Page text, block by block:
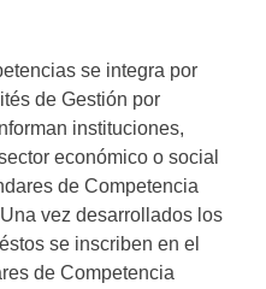
se integra por
de Gestión por
instituciones,
económico o social
de Competencia
vez desarrollados los
se inscriben en el
de Competencia